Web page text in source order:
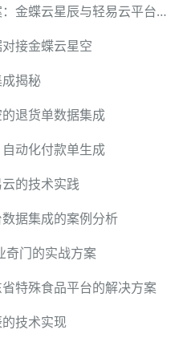
企业级应用数据集成解决方案：金蝶云星辰与轻易云平台无缝对接
接金蝶云星空
揭秘
退货单数据集成
动化付款单生成
的技术实践
据集成的案例分析
奇门的实战方案
特殊食品平台的解决方案
技术实现